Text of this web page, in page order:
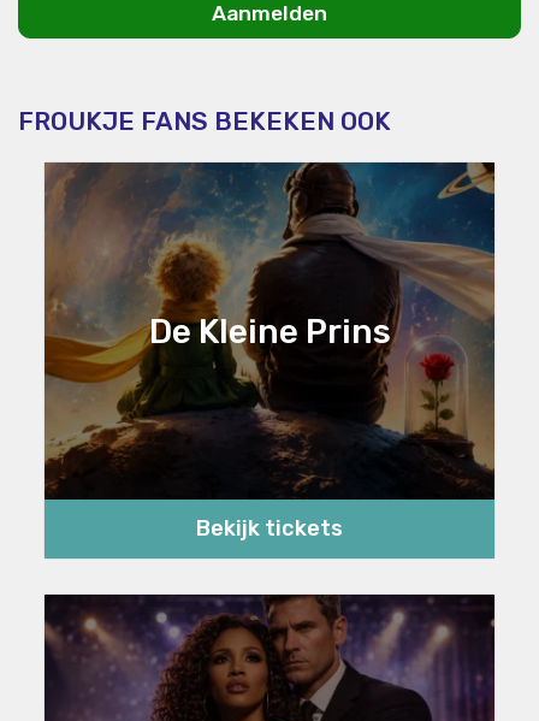
Aanmelden
FROUKJE FANS BEKEKEN OOK
De Kleine Prins
Bekijk tickets